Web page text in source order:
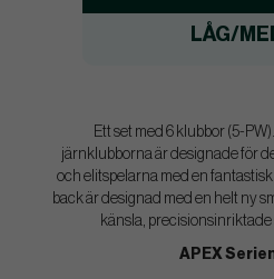
LÅG/
Ett set med 6 klubbor (5-
järnklubborna är designade för
och elitspelarna med en
back är designad med en helt ny
känsla, precisionsinriktade
APEX